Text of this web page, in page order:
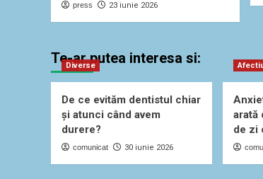
press 23 iunie 2026
Te-ar putea interesa si:
Diverse
De ce evităm dentistul chiar
și atunci când avem
durere?
comunicat 30 iunie 2026
arată
de zi